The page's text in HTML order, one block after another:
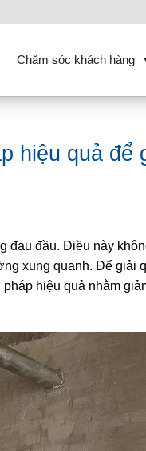
Chăm sóc khách hàng
hiệu quả để
đau đầu. Điều này
xung quanh. Để giải
hiệu quả nhằm